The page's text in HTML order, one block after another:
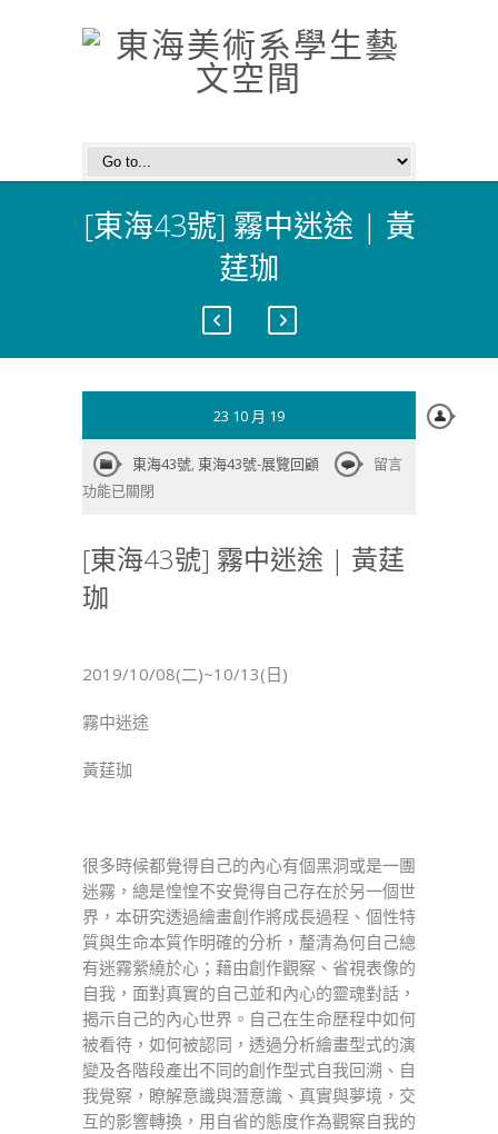
[東海43號] 霧中迷途 | 黃
莛珈
23 10 月 19
東海43號, 東海43號-展覽回顧
在
號]
留言
功能已關閉
[東海43號] 霧中迷途 | 黃莛
珈
2019/10/08(二)~10/13(日)
霧中迷途
黃莛珈
很多時候都覺得自己的內心有個黑洞或是一團
迷霧，總是惶惶不安覺得自己存在於另一個世
界，本研究透過繪畫創作將成長過程、個性特
質與生命本質作明確的分析，釐清為何自己總
有迷霧縈繞於心；藉由創作觀察、省視表像的
自我，面對真實的自己並和內心的靈魂對話，
揭示自己的內心世界。自己在生命歷程中如何
被看待，如何被認同，透過分析繪畫型式的演
變及各階段產出不同的創作型式自我回溯、自
我覺察，瞭解意識與潛意識、真實與夢境，交
互的影響轉換，用自省的態度作為觀察自我的